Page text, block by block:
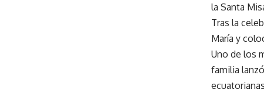
la Santa
Tras la
María y
Uno de los
familia